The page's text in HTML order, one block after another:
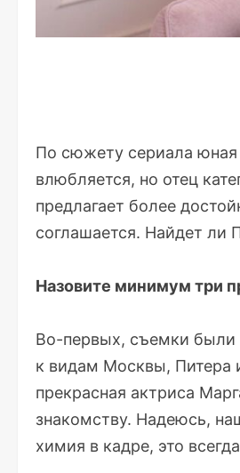
По сюжету сериала
влюбляется, но отец
предлагает более
соглашается. Найдет ли
Назовите минимум три
Во-первых, съемки
к видам Москвы, Питера
прекрасная актриса
знакомству. Надеюсь,
химия в кадре, это